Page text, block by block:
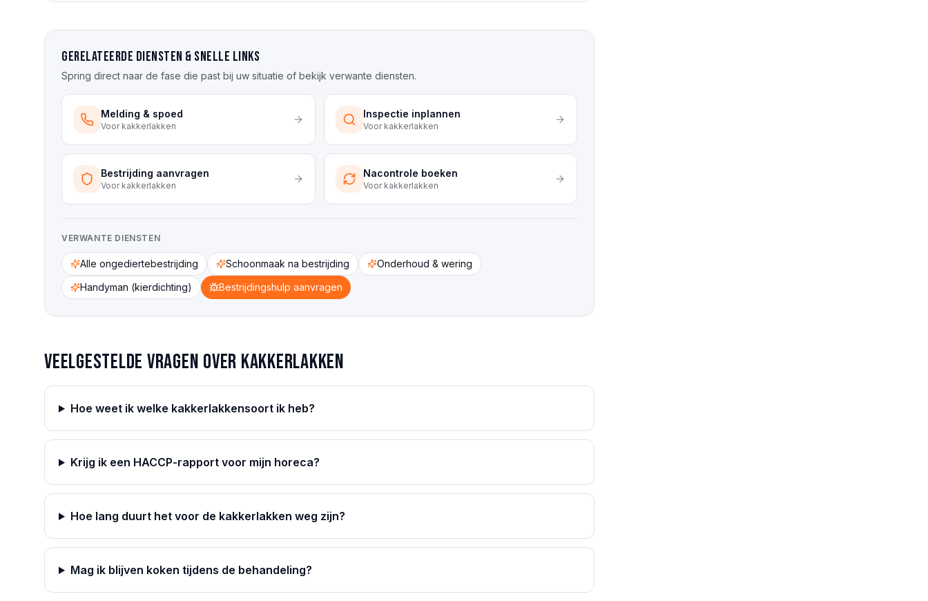
Gerelateerde diensten & snelle links
Spring direct naar de fase die past bij uw situatie of bekijk verwante diensten.
Melding & spoed
Voor kakkerlakken
Inspectie inplannen
Voor kakkerlakken
Bestrijding aanvragen
Voor kakkerlakken
Nacontrole boeken
Voor kakkerlakken
VERWANTE DIENSTEN
Alle ongediertebestrijding Schoonmaak na bestrijding
Onderhoud & wering
Handyman (kierdichting)
Bestrijdingshulp aanvragen
Veelgestelde vragen over kakkerlakken
Hoe weet ik welke kakkerlakkensoort ik heb?
Krijg ik een HACCP-rapport voor mijn horeca?
Hoe lang duurt het voor de kakkerlakken weg zijn?
Mag ik blijven koken tijdens de behandeling?